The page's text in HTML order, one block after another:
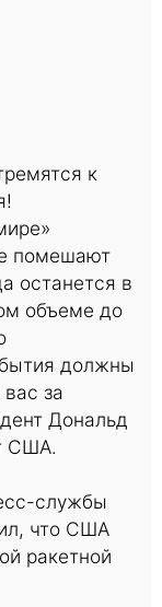
к
помешают
останется в
объеме до
должны
за
Дональд
США.
службы
что США
ракетной